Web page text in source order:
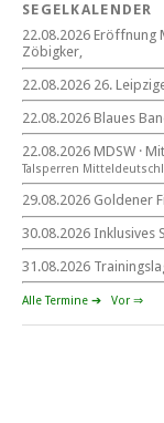
Eröffnung MDSW
11°° Uhr
Blaues Band
22.
beim CYCM
für alle Segler am See
Mitteldeutsche
22. – 30. August 2026
SEGELKALENDER
22.08.2026 Eröffnung
Zöbigker,
22.08.2026 26.
22.08.2026 Blaues
22.08.2026 MDSW ·
Tal­sperren
29.08.2026 Goldener
30.08.2026 Inklusives
31.08.2026
Alle Termine ➔ Vor ⇒